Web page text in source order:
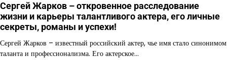
Сергей Жарков – откровенное расследование
жизни и карьеры талантливого актера, его личные
секреты, романы и успехи!
Сергей Жарков – известный российский актер, чье имя стало синонимом
таланта и профессионализма. Его актерское…